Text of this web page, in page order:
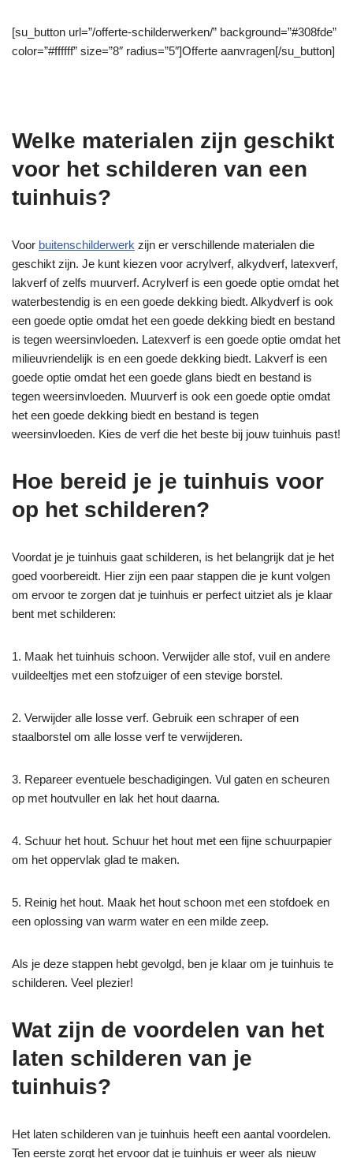
[su_button url=”/offerte-schilderwerken/” background=”#308fde”
color=”#ffffff” size=”8″ radius=”5″]Offerte aanvragen[/su_button]
Welke materialen zijn geschikt
voor het schilderen van een
tuinhuis?
Voor buitenschilderwerk zijn er verschillende materialen die
geschikt zijn. Je kunt kiezen voor acrylverf, alkydverf, latexverf,
lakverf of zelfs muurverf. Acrylverf is een goede optie omdat het
waterbestendig is en een goede dekking biedt. Alkydverf is ook
een goede optie omdat het een goede dekking biedt en bestand
is tegen weersinvloeden. Latexverf is een goede optie omdat het
milieuvriendelijk is en een goede dekking biedt. Lakverf is een
goede optie omdat het een goede glans biedt en bestand is
tegen weersinvloeden. Muurverf is ook een goede optie omdat
het een goede dekking biedt en bestand is tegen
weersinvloeden. Kies de verf die het beste bij jouw tuinhuis past!
Hoe bereid je je tuinhuis voor
op het schilderen?
Voordat je je tuinhuis gaat schilderen, is het belangrijk dat je het
goed voorbereidt. Hier zijn een paar stappen die je kunt volgen
om ervoor te zorgen dat je tuinhuis er perfect uitziet als je klaar
bent met schilderen:
1. Maak het tuinhuis schoon. Verwijder alle stof, vuil en andere
vuildeeltjes met een stofzuiger of een stevige borstel.
2. Verwijder alle losse verf. Gebruik een schraper of een
staalborstel om alle losse verf te verwijderen.
3. Repareer eventuele beschadigingen. Vul gaten en scheuren
op met houtvuller en lak het hout daarna.
4. Schuur het hout. Schuur het hout met een fijne schuurpapier
om het oppervlak glad te maken.
5. Reinig het hout. Maak het hout schoon met een stofdoek en
een oplossing van warm water en een milde zeep.
Als je deze stappen hebt gevolgd, ben je klaar om je tuinhuis te
schilderen. Veel plezier!
Wat zijn de voordelen van het
laten schilderen van je
tuinhuis?
Het laten schilderen van je tuinhuis heeft een aantal voordelen.
Ten eerste zorgt het ervoor dat je tuinhuis er weer als nieuw